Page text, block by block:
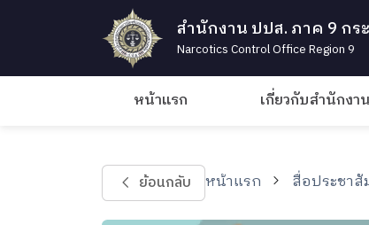
สำนักงาน ปปส. ภาค 9 กร
Narcotics Control Office Region 9
หน้าแรก เกี่ยวกับสำนักงาน
ย้อนกลับ หน้าแรก สื่อประชา